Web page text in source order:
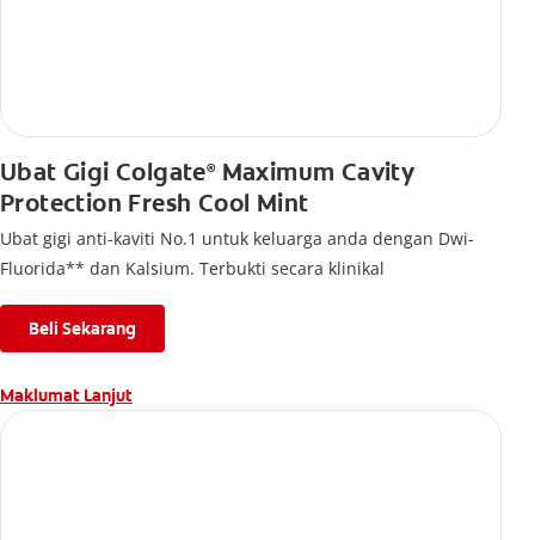
Ubat Gigi Colgate®Maximum Cavity
Protection Fresh Cool Mint
Ubat gigi anti-kaviti No.1 untuk keluarga anda dengan Dwi-
Fluorida** dan Kalsium. Terbukti secara klinikal
Beli Sekarang
Maklumat Lanjut